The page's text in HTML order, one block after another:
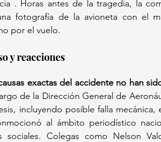
. Horas antes de la tragedia, la
fotografía de la avioneta con el
por el vuelo.
y reacciones
exactas del accidente no han
de la Dirección General de
incluyendo posible falla
al ámbito periodístico
sociales. Colegas como Nelson